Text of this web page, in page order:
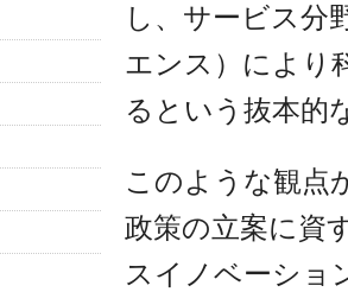
し、サービス分
エンス）により
るという抜本的
このような観点
政策の立案に資
スイノベーショ